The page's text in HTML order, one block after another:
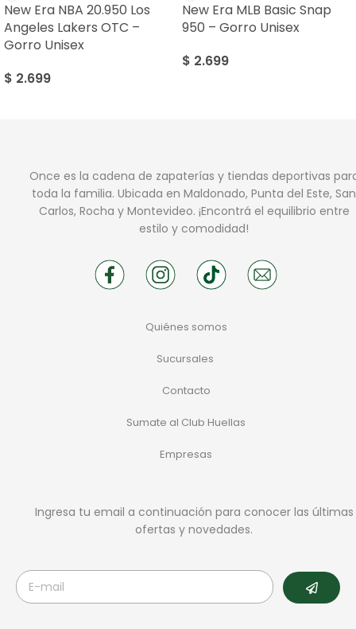
New Era NBA 20.950 Los
Angeles Lakers OTC –
Gorro Unisex
$ 2.699
New Era MLB Basic Snap
950 – Gorro Unisex
$ 2.699
Once es la cadena de zapaterías y tiendas deportivas
toda la familia. Ubicada en Maldonado, Punta del Este, San
Carlos, Rocha y Montevideo. ¡Encontrá el equilibrio entre
estilo y comodidad!
Quiénes somos
Sucursales
Contacto
Sumate al Club Huellas
Empresas
Ingresa tu email a continuación para conocer las últimas
ofertas y novedades.